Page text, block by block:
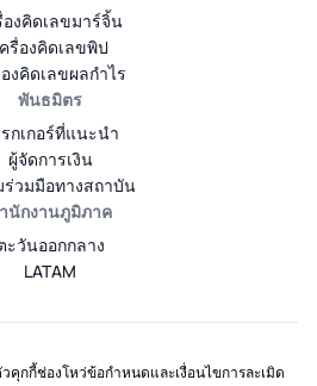
องคิดเลขมาร์จิ้น
รื่องคิดเลขพิป
องคิดเลขผลกำไร
พันธมิตร
กเกอร์ที่แนะนำ
ผู้จัดการเงิน
ร่วมมือทางสถาบัน
นักงานภูมิภาค
ะวันออกกลาง
LATAM
คุกกี้ช่องโหว่ข้อกำหนดและเงื่อนไขการละเมิด